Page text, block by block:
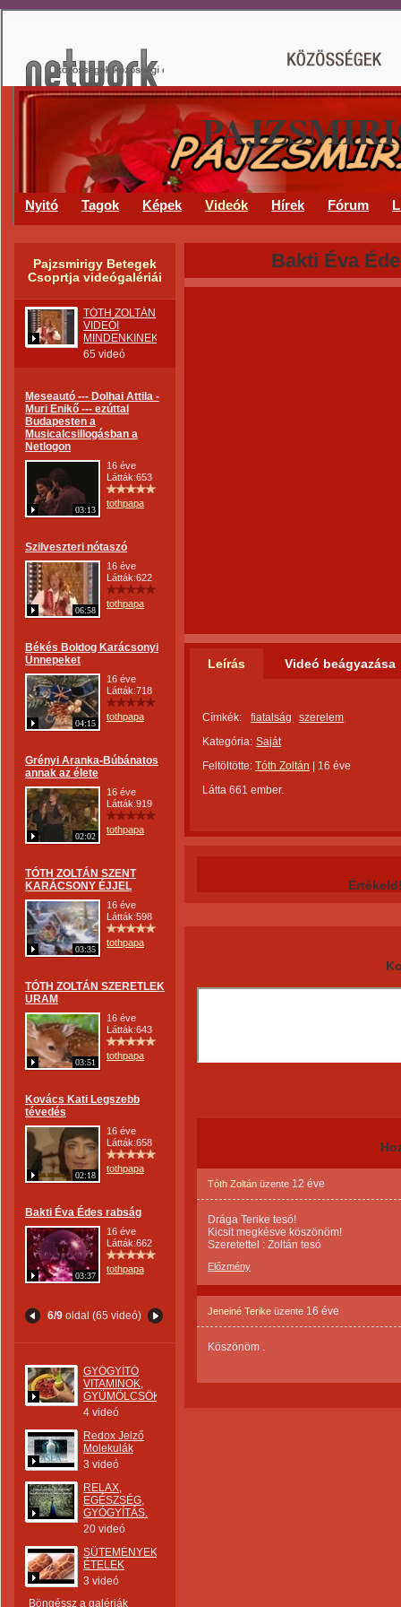
Nyitó Tagok Képek Videók Hírek Fórum
Pajzsmirigy Betegek
Csoprtja videógalériái
TÓTH ZOLTÁN
VIDEÓI
MINDENKINEK.
65 videó
Meseautó --- Dolhai Attila -
Muri Enikő --- ezúttal
Budapesten a
Musicalcsillogásban a
Netlogon
03:13
16 éve
Látták:653
tothpapa
Szilveszteri nótaszó
06:58
16 éve
Látták:622
tothpapa
Békés Boldog Karácsonyi
Ünnepeket
04:15
16 éve
Látták:718
tothpapa
Grényi Aranka-Búbánatos
annak az élete
02:02
16 éve
Látták:919
tothpapa
TÓTH ZOLTÁN SZENT
KARÁCSONY ÉJJEL
03:35
16 éve
Látták:598
tothpapa
TÓTH ZOLTÁN SZERETLEK
URAM
03:51
16 éve
Látták:643
tothpapa
Kovács Kati Legszebb
tévedés
02:18
16 éve
Látták:658
tothpapa
Bakti Éva Édes rabság
03:37
16 éve
Látták:662
tothpapa
6/9 oldal (65 videó)
GYÓGYÍTÓ
VITAMINOK,
GYÜMÖLCSÖK
4 videó
Redox Jelző
Molekulák
3 videó
RELAX,
EGÉSZSÉG,
GYÓGYÍTÁS.
20 videó
SÜTEMÉNYEK,
ÉTELEK
3 videó
Böngéssz a galériák
Bakti Éva
Leírás Videó beágyazása
Címkék: fiatalság
szerelem
Kategória: Saját
Feltöltötte: Tóth Zoltán
16 éve
Látta 661 ember.
Tóth Zoltán üzente 12 éve
Drága Terike tesó!
Kicsit megkésve köszönöm!
Szeretettel : Zoltán tesó
Előzmény
Jeneiné Terike üzente 16 éve
Köszönöm .